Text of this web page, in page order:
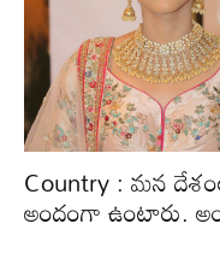
Country : మన
అందంగా ఉంటారు.